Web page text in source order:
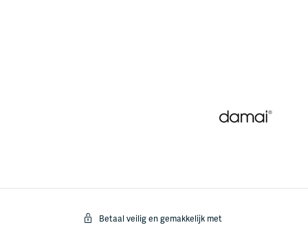
Betaal veilig en gemakkelijk met